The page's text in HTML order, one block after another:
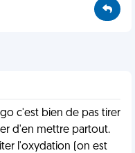
c'est bien de pas tirer
d'en mettre partout.
l'oxydation (on est